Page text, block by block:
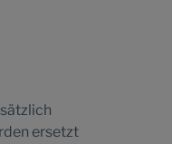
ersetzt